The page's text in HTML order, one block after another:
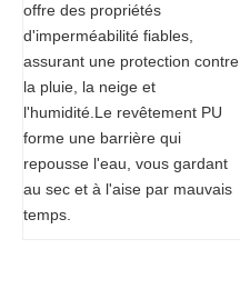
offre des propriétés
d'imperméabilité fiables,
assurant une protection contre
la pluie, la neige et
l'humidité.Le revêtement PU
forme une barrière qui
repousse l'eau, vous gardant
au sec et à l'aise par mauvais
temps.